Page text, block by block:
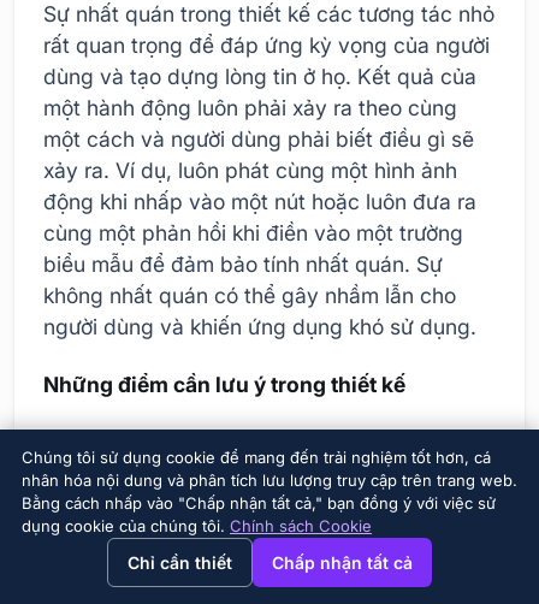
View this page in English?
Sự nhất quán trong thiết kế các tương tác nhỏ
rất quan trọng để đáp ứng kỳ vọng của người
dùng và tạo dựng lòng tin ở họ. Kết quả của
một hành động luôn phải xảy ra theo cùng
một cách và người dùng phải biết điều gì sẽ
xảy ra. Ví dụ, luôn phát cùng một hình ảnh
động khi nhấp vào một nút hoặc luôn đưa ra
cùng một phản hồi khi điền vào một trường
biểu mẫu để đảm bảo tính nhất quán. Sự
không nhất quán có thể gây nhầm lẫn cho
người dùng và khiến ứng dụng khó sử dụng.
Những điểm cần lưu ý trong thiết kế
Mục đích rõ ràng:
Xác định rõ ràng mục
đích mà tương tác nhỏ cần đạt được.
Sự đơn giản: Tránh sự phức tạp không cần
thiết; tương tác nhỏ phải nhanh và rõ ràng.
Chúng tôi sử dụng cookie để mang đến trải nghiệm tốt hơn, cá
nhân hóa nội dung và phân tích lưu lượng truy cập trên trang web.
Bằng cách nhấp vào "Chấp nhận tất cả," bạn đồng ý với việc sử
dụng cookie của chúng tôi. Chính sách Cookie
Chỉ cần thiết Chấp nhận tất cả